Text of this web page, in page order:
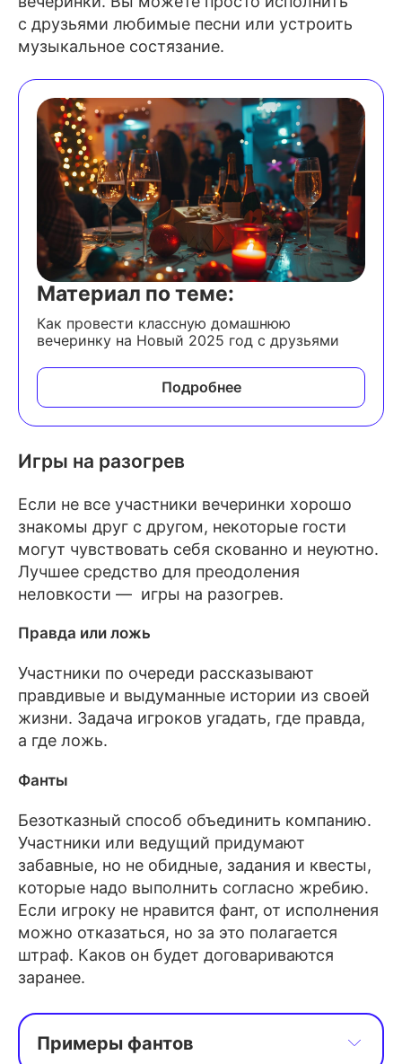
с друзьями любимые песни или устроить
музыкальное состязание.
Материал по теме:
Как провести классную домашнюю
вечеринку на Новый 2025 год с друзьями
Подробнее
Игры на разогрев
Если не все участники вечеринки хорошо
знакомы друг с другом, некоторые гости
могут чувствовать себя скованно и неуютно.
Лучшее средство для преодоления
неловкости — игры на разогрев.
Правда или ложь
Участники по очереди рассказывают
правдивые и выдуманные истории из своей
жизни. Задача игроков угадать, где правда,
а где ложь.
Фанты
Безотказный способ объединить компанию.
Участники или ведущий придумают
забавные, но не обидные, задания и квесты,
которые надо выполнить согласно жребию.
Если игроку не нравится фант, от исполнения
можно отказаться, но за это полагается
штраф. Каков он будет договариваются
заранее.
Примеры фантов